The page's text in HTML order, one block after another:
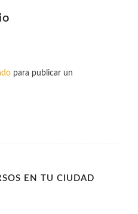
para publicar un
EN TU CIUDAD